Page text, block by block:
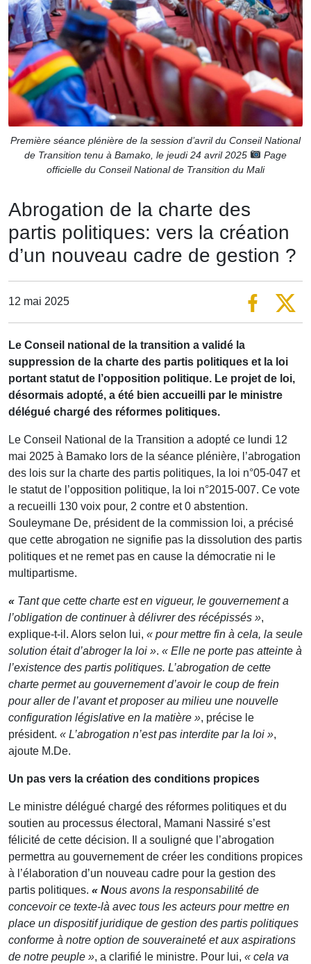
Première séance plénière de la session d’avril du Conseil National
de Transition tenu à Bamako, le jeudi 24 avril 2025
Page
officielle du Conseil National de Transition du Mali
Abrogation de la charte des
partis politiques: vers la création
d’un nouveau cadre de gestion ?
12 mai 2025
Le Conseil national de la transition a validé la
suppression de la charte des partis politiques et la loi
portant statut de l’opposition politique. Le projet de loi,
désormais adopté, a été bien accueilli par le ministre
délégué chargé des réformes politiques.
Le Conseil National de la Transition a adopté ce lundi 12
mai 2025 à Bamako lors de la séance plénière, l’abrogation
des lois sur la charte des partis politiques, la loi n°05-047 et
le statut de l’opposition politique, la loi n°2015-007. Ce vote
a recueilli 130 voix pour, 2 contre et 0 abstention.
Souleymane De, président de la commission loi, a précisé
que cette abrogation ne signifie pas la dissolution des partis
politiques et ne remet pas en cause la démocratie ni le
multipartisme.
« Tant que cette charte est en vigueur, le gouvernement a
l’obligation de continuer à délivrer des récépissés »,
explique-t-il. Alors selon lui, « pour mettre fin à cela, la seule
solution était d’abroger la loi ». « Elle ne porte pas atteinte à
l’existence des partis politiques. L’abrogation de cette
charte permet au gouvernement d’avoir le coup de frein
pour aller de l’avant et proposer au milieu une nouvelle
configuration législative en la matière », précise le
président. « L’abrogation n’est pas interdite par la loi »,
ajoute M.De.
Un pas vers la création des conditions propices
Le ministre délégué chargé des réformes politiques et du
soutien au processus électoral, Mamani Nassiré s’est
félicité de cette décision. Il a souligné que l’abrogation
permettra au gouvernement de créer les conditions propices
à l’élaboration d’un nouveau cadre pour la gestion des
partis politiques. « Nous avons la responsabilité de
concevoir ce texte-là avec tous les acteurs pour mettre en
place un dispositif juridique de gestion des partis politiques
conforme à notre option de souveraineté et aux aspirations
de notre peuple », a clarifié le ministre. Pour lui, « cela va